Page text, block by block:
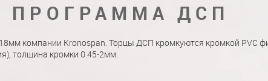
ПРОГРАММА ДСП
компании Kronospan. Торцы ДСП кромкуются кромкой PVC
толщина кромки 0.45-2мм.